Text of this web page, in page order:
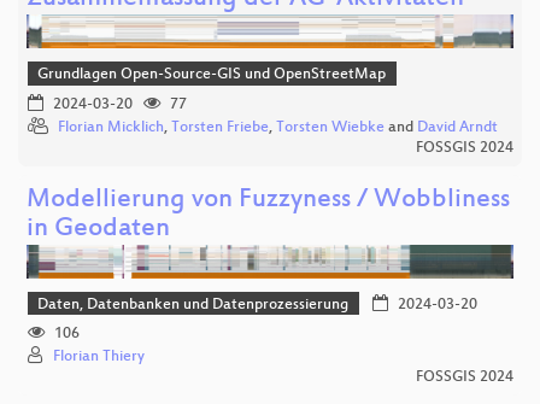
Grundlagen Open-Source-GIS und OpenStreetMap
2024-03-20
77
Florian Micklich, Torsten Friebe, Torsten Wiebke and David Arndt
FOSSGIS 2024
Modellierung von Fuzzyness / Wobbliness
in Geodaten
Daten, Datenbanken und Datenprozessierung
2024-03-20
106
Florian Thiery
FOSSGIS 2024